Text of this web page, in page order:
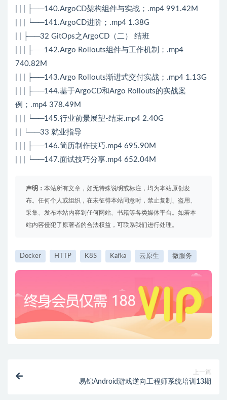
| | | ├──140.ArgoCD架构组件与实战；.mp4 991.42M
| | | └──141.ArgoCD进阶；.mp4 1.38G
| | ├──32 GitOps之ArgoCD（二） 结班
| | | ├──142.Argo Rollouts组件与工作机制；.mp4
740.82M
| | | ├──143.Argo Rollouts渐进式交付实战；.mp4 1.13G
| | | ├──144.基于ArgoCD和Argo Rollouts的实战案
例；.mp4 378.49M
| | | └──145.行业前景展望-结束.mp4 2.40G
| | └──33 就业指导
| | | ├──146.简历制作技巧.mp4 695.90M
| | | └──147.面试技巧分享.mp4 652.04M
声明： 本站所有文章，如无特殊说明或标注，均为本站原创发
布。任何个人或组织，在未征得本站同意时，禁止复制、盗用、
采集、发布本站内容到任何网站、书籍等各类媒体平台。如若本
站内容侵犯了原著者的合法权益，可联系我们进行处理。
Docker HTTP K8S Kafka 云原生 微服务
上一篇
易锦Android游戏逆向工程师系统培训13期